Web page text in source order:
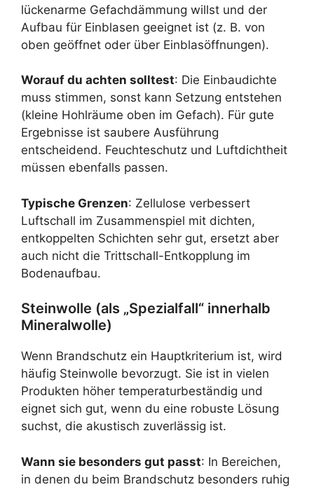
lückenarme Gefachdämmung willst und der
Aufbau für Einblasen geeignet ist (z. B. von
oben geöffnet oder über Einblasöffnungen).
Worauf du achten solltest: Die Einbaudichte
muss stimmen, sonst kann Setzung entstehen
(kleine Hohlräume oben im Gefach). Für gute
Ergebnisse ist saubere Ausführung
entscheidend. Feuchteschutz und Luftdichtheit
müssen ebenfalls passen.
Typische Grenzen: Zellulose verbessert
Luftschall im Zusammenspiel mit dichten,
entkoppelten Schichten sehr gut, ersetzt aber
auch nicht die Trittschall-Entkopplung im
Bodenaufbau.
Steinwolle (als „Spezialfall“ innerhalb
Mineralwolle)
Wenn Brandschutz ein Hauptkriterium ist, wird
häufig Steinwolle bevorzugt. Sie ist in vielen
Produkten höher temperaturbeständig und
eignet sich gut, wenn du eine robuste Lösung
suchst, die akustisch zuverlässig ist.
Wann sie besonders gut passt: In Bereichen,
in denen du beim Brandschutz besonders ruhig